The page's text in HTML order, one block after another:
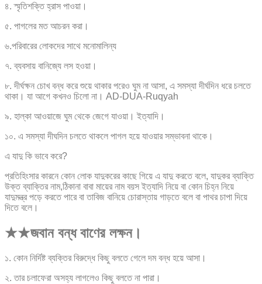
৪. স্মৃতিশক্তি হ্রাস পাওয়া।
৫. পাগলের মত আচরন করা।
৬.পরিবারের লোকদের সাথে মনোমালিন্য
৭. ব্যবসায় বানিজ্যে লস হওয়া।
৮. দীর্ঘক্ষন চোখ বন্ধ করে শুয়ে থাকার পরেও ঘুম না আসা, এ সমস্যা দীর্ঘদিন ধরে চলতে
থাকা। যা আগে কখনও চিলো না। AD-DUA-Ruqyah
৯. হাল্কা আওয়াজে ঘুম থেকে জেগে যাওয়া। ইত্যাদি।
১০. এ সমস্যা দীঘদিন চলতে থাকলে পাগল হয়ে যাওয়ার সম্ভাবনা থাকে।
এ যাদু কি ভাবে করে?
প্রতিহিংসার কারনে কোন লোক যাদুকরের কাছে গিয়ে এ যাদু করতে বলে, যাদুকর ব্যাক্তি
উক্ত ব্যাক্তির নাম,ঠিকানা বাবা মায়ের নাম বয়স ইত্যাদি নিয়ে বা কোন চিহ্ন নিয়ে
যাদুমন্ত্র পড়ে করতে পারে বা তাবিজ বানিয়ে চোরাস্তায় গাড়তে বলে বা পাথর চাপা দিয়ে
দিতে বলে।
★★জবান বন্ধ বাণের লক্ষন।
১. কোন নির্দিষ্ট ব্যক্তির বিরুদ্ধে কিছু বলতে গেলে দম বন্ধ হয়ে আসা।
২. তার চলাফেরা অসহ্য লাগলেও কিছু বলতে না পারা।